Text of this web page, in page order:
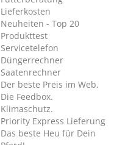
Lieferkosten
Neuheiten - Top 20
Produkttest
Servicetelefon
Düngerrechner
Saatenrechner
Der beste Preis im Web.
Die Feedbox.
Klimaschutz.
Priority Express Lieferung
Das beste Heu für Dein